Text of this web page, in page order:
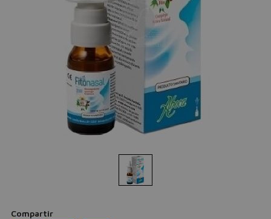
Compartir